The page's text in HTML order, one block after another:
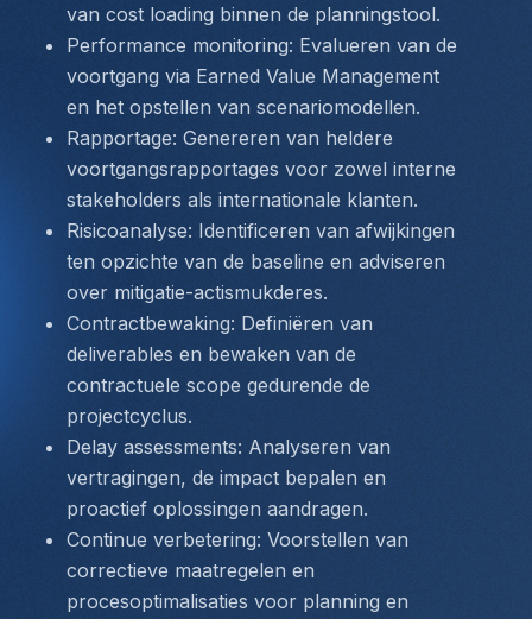
van cost loading binnen de planningstool.
Performance monitoring: Evalueren van de
voortgang via Earned Value Management
en het opstellen van scenariomodellen.
Rapportage: Genereren van heldere
voortgangsrapportages voor zowel interne
stakeholders als internationale klanten.
Risicoanalyse: Identificeren van afwijkingen
ten opzichte van de baseline en adviseren
over mitigatie-actismukderes.
Contractbewaking: Definiëren van
deliverables en bewaken van de
contractuele scope gedurende de
projectcyclus.
Delay assessments: Analyseren van
vertragingen, de impact bepalen en
proactief oplossingen aandragen.
Continue verbetering: Voorstellen van
correctieve maatregelen en
procesoptimalisaties voor planning en